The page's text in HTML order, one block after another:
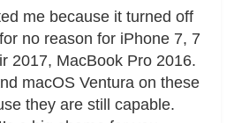
me because it turned off
no reason for iPhone 7, 7
2017, MacBook Pro 2016.
macOS Ventura on these
they are still capable.